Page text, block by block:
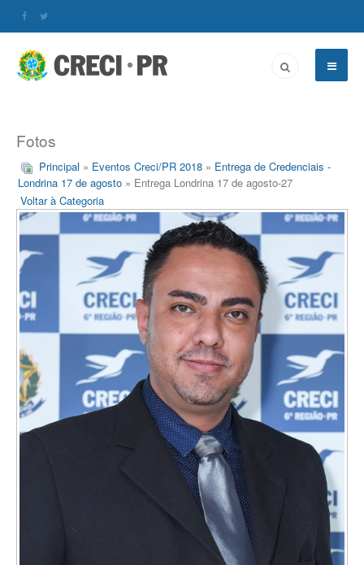
Fotos
Principal » Eventos Creci/PR 2018 » Entrega de Credenciais -
Londrina 17 de agosto » Entrega Londrina 17 de agosto-27
Voltar à Categoria